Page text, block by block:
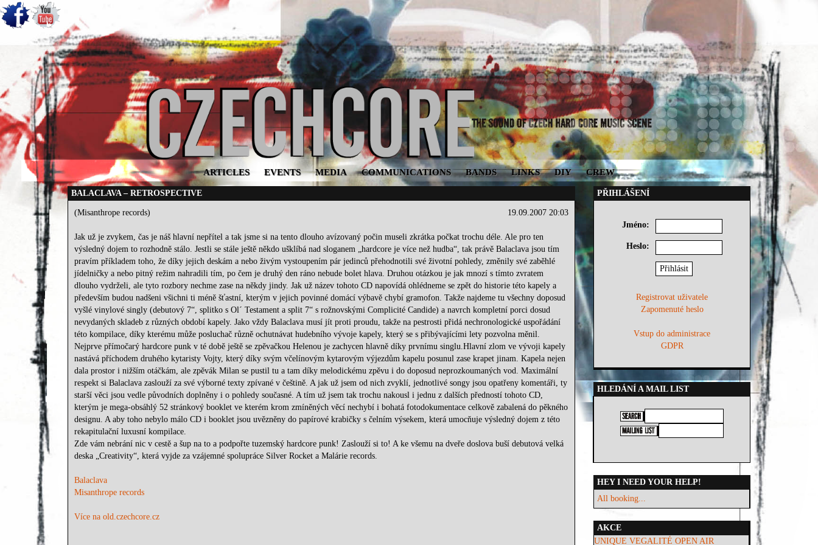
ARTICLES EVENTS MEDIA COMMUNICATIONS BANDS LINKS DIY CREW
BALACLAVA – RETROSPECTIVE
19.09.2007 20:03
(Misanthrope records)
Jak už je zvykem, čas je náš hlavní nepřítel a tak jsme si na tento dlouho avízovaný počin museli zkrátka počkat trochu déle. Ale pro ten
výsledný dojem to rozhodně stálo. Jestli se stále ještě někdo ušklíbá nad sloganem „hardcore je více než hudba“, tak právě Balaclava jsou tím
pravím příkladem toho, že díky jejich deskám a nebo živým vystoupením pár jedinců přehodnotili své životní pohledy, změnily své zaběhlé
jídelničky a nebo pitný režim nahradili tím, po čem je druhý den ráno nebude bolet hlava. Druhou otázkou je jak mnozí s tímto zvratem
dlouho vydrželi, ale tyto rozbory nechme zase na někdy jindy. Jak už název tohoto CD napovídá ohlédneme se zpět do historie této kapely a
především budou nadšeni všichni ti méně šťastní, kterým v jejich povinné domácí výbavě chybí gramofon. Takže najdeme tu všechny doposud
vyšlé vinylové singly (debutový 7“, splitko s Ol´ Testament a split 7“ s rožnovskými Complicité Candide) a navrch kompletní porci dosud
nevydaných skladeb z různých období kapely. Jako vždy Balaclava musí jít proti proudu, takže na pestrosti přidá nechronologické uspořádání
této kompilace, díky kterému může posluchač různě ochutnávat hudebního vývoje kapely, který se s přibývajícími lety pozvolna měnil.
Nejprve přímočarý hardcore punk v té době ještě se zpěvačkou Helenou je zachycen hlavně díky prvnímu singlu.Hlavní zlom ve vývoji kapely
nastává příchodem druhého kytaristy Vojty, který díky svým včelínovým kytarovým výjezdům kapelu posunul zase krapet jinam. Kapela nejen
dala prostor i nižším otáčkám, ale zpěvák Milan se pustil tu a tam díky melodickému zpěvu i do doposud neprozkoumaných vod. Maximální
respekt si Balaclava zaslouží za své výborné texty zpívané v češtině. A jak už jsem od nich zvyklí, jednotlivé songy jsou opatřeny komentáři, ty
starší věci jsou vedle původních doplněny i o pohledy současné. A tím už jsem tak trochu nakousl i jednu z dalších předností tohoto CD,
kterým je mega-obsáhlý 52 stránkový booklet ve kterém krom zmíněných věcí nechybí i bohatá fotodokumentace celkově zabalená do pěkného
designu. A aby toho nebylo málo CD i booklet jsou uvězněny do papírové krabičky s čelním výsekem, která umocňuje výsledný dojem z této
rekapitulační luxusní kompilace.
Zde vám nebrání nic v cestě a šup na to a podpořte tuzemský hardcore punk! Zaslouží si to! A ke všemu na dveře doslova buší debutová velká
deska „Creativity“, která vyjde za vzájemné spolupráce Silver Rocket a Malárie records.
Balaclava
Misanthrope records
Více na old.czechcore.cz
PŘIHLÁŠENÍ
Jméno:
Heslo:
Registrovat uživatele
Zapomenuté heslo
Vstup do administrace
GDPR
HLEDÁNÍ A MAIL LIST
HEY I NEED YOUR HELP!
All booking...
AKCE
UNIQUE VEGALITÉ OPEN AIR